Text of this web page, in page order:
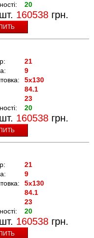
20
160538 грн.
21
9
5x130
84.1
23
20
160538 грн.
21
9
5x130
84.1
23
20
160538 грн.